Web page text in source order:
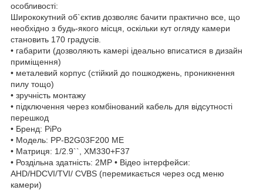
особливості:
Ширококутний об`єктив дозволяє бачити практично все, що
необхідно з будь-якого місця, оскільки кут огляду камери
становить 170 градусів.
• габарити (дозволяють камері ідеально вписатися в дизайн
приміщення)
• металевий корпус (стійкий до пошкоджень, проникнення
пилу тощо)
• зручність монтажу
• підключення через комбінований кабель для відсутності
перешкод
• Бренд: PiPo
• Модель: PP-B2G03F200 ME
• Матриця: 1/2.9``, XM330+F37
• Роздільна здатність: 2MP • Відео інтерфейси:
AHD/HDCVI/TVI/ CVBS (перемикається через осд меню
камери)